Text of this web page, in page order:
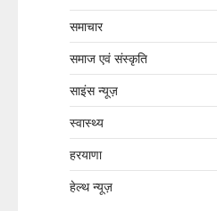
समाचार
समाज एवं संस्कृति
साइंस न्यूज़
स्वास्थ्य
हरयाणा
हेल्थ न्यूज़